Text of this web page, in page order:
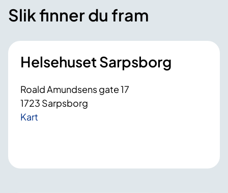
Slik finner du fram
Helsehuset Sarpsborg
Roald Amundsens gate 17
1723 Sarpsborg
Kart